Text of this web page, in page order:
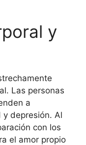
y
Las personas
a
y depresión. Al
con los
el amor propio